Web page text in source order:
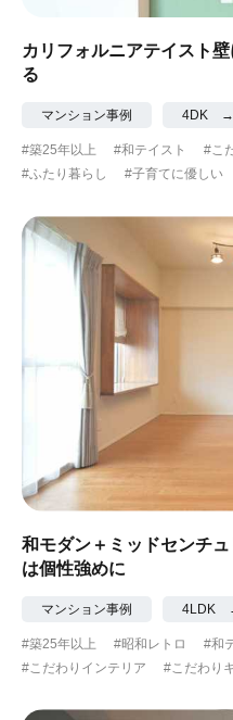
カリフォルニアテイスト
る
マンション事例 4DK
#築25年以上 #和テイスト #こ
#ふたり暮らし
#子育てに優しい
和モダン＋ミッドセンチ
は個性強めに
マンション事例 4LDK
#築25年以上 #昭和レトロ #和
#こだわりインテリア
#こだわり